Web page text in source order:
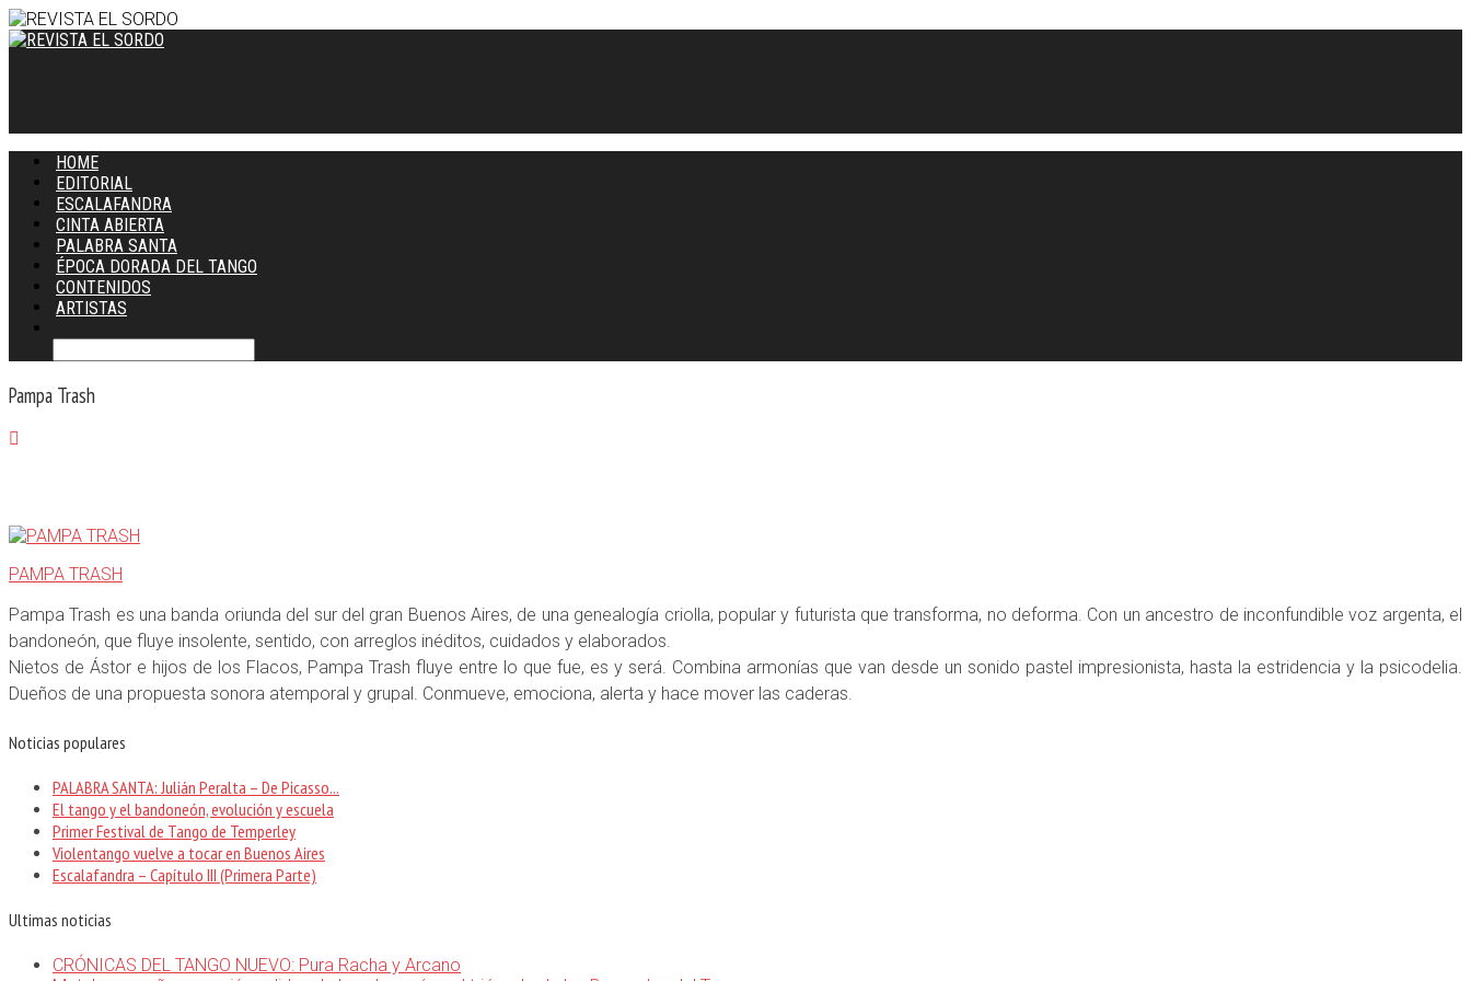
HOME
EDITORIAL
ESCALAFANDRA
CINTA ABIERTA
PALABRA SANTA
ÉPOCA DORADA DEL TANGO
CONTENIDOS
ARTISTAS
Pampa Trash
PAMPA TRASH
Pampa Trash es una banda oriunda del sur del gran Buenos Aires, de una genealogía criolla, popular y futurista que transforma, no deforma. Con un ancestro de inconfundible voz argenta, el
bandoneón, que fluye insolente, sentido, con arreglos inéditos, cuidados y elaborados.
Nietos de Ástor e hijos de los Flacos, Pampa Trash fluye entre lo que fue, es y será. Combina armonías que van desde un sonido pastel impresionista, hasta la estridencia y la psicodelia.
Dueños de una propuesta sonora atemporal y grupal. Conmueve, emociona, alerta y hace mover las caderas.
Noticias populares
PALABRA SANTA: Julián Peralta – De Picasso...
El tango y el bandoneón, evolución y escuela
Primer Festival de Tango de Temperley
Violentango vuelve a tocar en Buenos Aires
Escalafandra – Capítulo III (Primera Parte)
Ultimas noticias
CRÓNICAS DEL TANGO NUEVO: Pura Racha y Arcano